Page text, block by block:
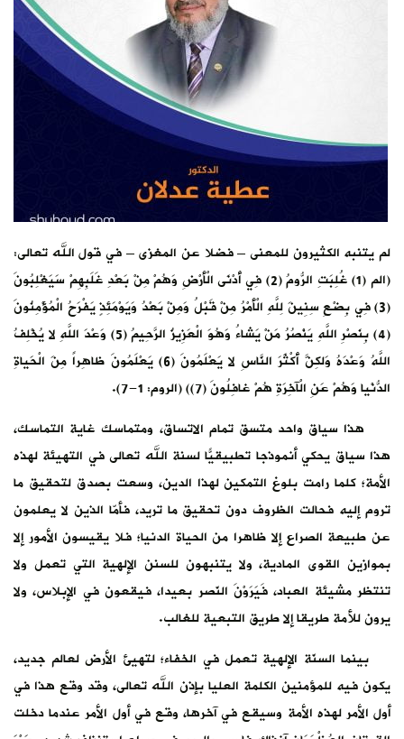
لم يتنبه الكثيرون للمعنى – فضلا عن المغزى – في قول الله تعالى:
(الم (1) غُلِبَتِ الرُّومُ (2) فِي أَدْنَى الْأَرْضِ وَهُمْ مِنْ بَعْدِ غَلَبِهِمْ سَيَغْلِبُونَ
(3) فِي بِضْعِ سِنِينَ لِلَّهِ الْأَمْرُ مِنْ قَبْلُ وَمِنْ بَعْدُ وَيَوْمَئِذٍ يَفْرَحُ الْمُؤْمِنُونَ
(4) بِنَصْرِ اللَّهِ يَنْصُرُ مَنْ يَشاءُ وَهُوَ الْعَزِيزُ الرَّحِيمُ (5) وَعْدَ اللَّهِ لا يُخْلِفُ
اللَّهُ وَعْدَهُ وَلكِنَّ أَكْثَرَ النَّاسِ لا يَعْلَمُونَ (6) يَعْلَمُونَ ظاهِراً مِنَ الْحَياةِ
الدُّنْيا وَهُمْ عَنِ الْآخِرَةِ هُمْ غافِلُونَ (7)) (الروم: 1-7).
هذا سياق واحد متسق تمام الاتساق، ومتماسك غاية التماسك،
هذا سياق يحكي أنموذجا تطبيقيًّا لسنة الله تعالى في التهيئة لهذه
الأمة؛ كلما رامت بلوغ التمكين لهذا الدين، وسعت بصدق لتحقيق ما
تروم إليه فحالت الظروف دون تحقيق ما تريد، فأمّا الذين لا يعلمون
عن طبيعة الصراع إلا ظاهرا من الحياة الدنيا؛ فلا يقيسون الأمور إلا
بموازين القوى المادية، ولا يتنبهون للسنن الإلهية التي تعمل ولا
تنتظر مشيئة العباد، فَيَرَوْنَ النّصر بعيدا، فيقعون في الإبلاس، ولا
يرون للأمة طريقا إلا طريق التبعية للغالب.
بينما السنّة الإلهية تعمل في الخفاء؛ لتهيئ الأرض لعالم جديد،
يكون فيه للمؤمنين الكلمة العليا بإذن الله تعالى، وقد وقع هذا في
أول الأمر لهذه الأمة وسيقع في آخرها، وقع في أول الأمر عندما دخلت